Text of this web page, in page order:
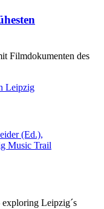
Filmdokumenten des
Leipzig´s